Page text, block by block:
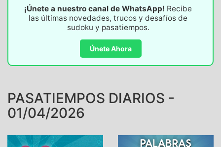
¡Únete a nuestro canal de WhatsApp! Recibe
las últimas novedades, trucos y desafíos de
sudoku y pasatiempos.
Únete Ahora
PASATIEMPOS DIARIOS -
01/04/2026